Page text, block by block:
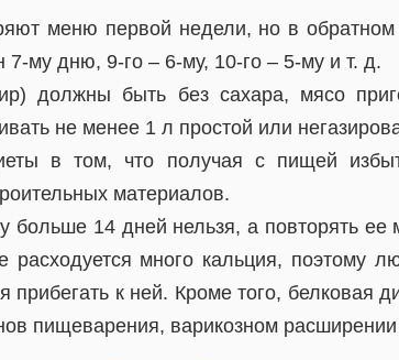
меню первой недели, но в обратном
7-му дню, 9-го – 6-му, 10-го – 5-му и т. д.
должны быть без сахара, мясо
не менее 1 л простой или
в том, что получая с пищей
материалов.
больше 14 дней нельзя, а повторять
расходуется много кальция, поэтому
прибегать к ней. Кроме того, белковая
пищеварения, варикозном